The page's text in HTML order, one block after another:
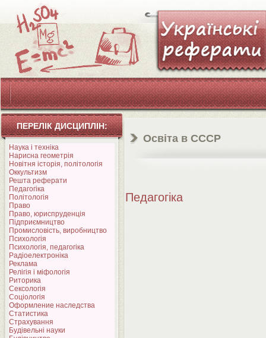
ПЕРЕЛІК ДИСЦИПЛІН:
Наука і техніка
Нарисна геометрія
Новітня історія, політологія
Оккультизм
Решта реферати
Педагогіка
Політологія
Право
Право, юриспруденція
Підприємництво
Промисловість, виробництво
Психологія
Психологія, педагогіка
Радіоелектроніка
Реклама
Релігія і міфологія
Риторика
Сексологія
Соціологія
Оформление наследства
Статистика
Страхування
Будівельні науки
Освіта в CCСР
Педагогіка